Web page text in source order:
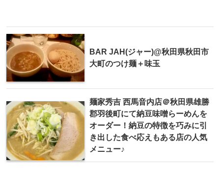
BAR JAH(ジャー)@秋田県秋田市
大町のつけ麺＋味玉
麺家秀吉 西馬音内店＠秋田県雄勝
郡羽後町にて納豆味噌らーめんを
オーダー！納豆の特徴を巧みに引
き出した食べ応えもある店の人気
メニュー♪